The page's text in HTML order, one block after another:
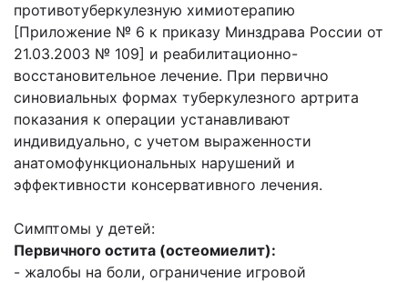
противотуберкулезную химиотерапию
[Приложение № 6 к приказу Минздрава России от
21.03.2003 № 109] и реабилитационно-
восстановительное лечение. При первично
синовиальных формах туберкулезного артрита
показания к операции устанавливают
индивидуально, с учетом выраженности
анатомофункциональных нарушений и
эффективности консервативного лечения.
Симптомы у детей:
Первичного остита (остеомиелит):
- жалобы на боли, ограничение игровой